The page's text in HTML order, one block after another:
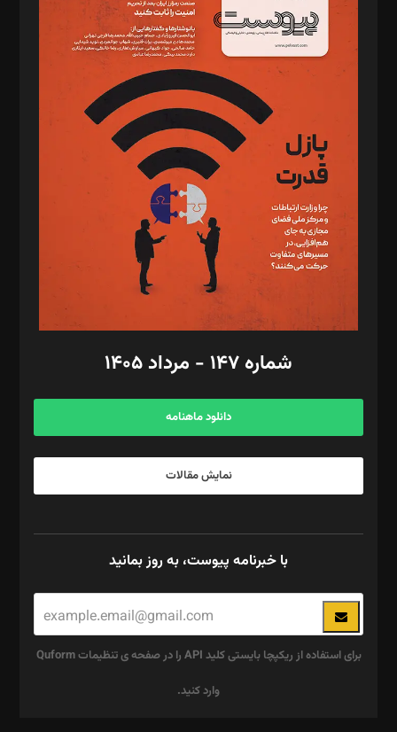
د‌بیر خدمت و تجارت: ابوالفضل رجبی
د‌بیر حقوق فناوری: حسام‌الدین ایپکچی
د‌بیر پیوست جهان: مینا پاکدل
د‌بیر تحریریه آنلاین: بابک نقاش
تحریریه‌: مجتبی محمود‌ی، آرش برهمند، یسنا امان‌پور، سروش کرمیان،
مصطفی مسجدی آرانی، ابوالفضل رجبی، زهرا فکرانه، فائزه فتحی
رستمی،مصطفی باستان
ویرایش: نگار استاد‌‌آقا
طراح یونیفرم: مجید توکلی
فیلمبرداری و عکاسی: امیر شفیعی، مانی لطفی زاده
گرافیک و صفحه‌آرایی: سید‌سبحان‌علی ثابت
مد‌یر توسعه تجاری: کامبیز برید‌
امور مالی: شاپور رهبری، محمد‌ کاظمی‌نیا
آگهی و مشترکین: ۰۹۱۹۹۹۹۰۴۵۴
شماره ۱۴۷ - مرداد ۱۴۰۵
دانلود ماهنامه
نمایش مقالات
با خبرنامه پیوست، به روز بمانید
برای استفاده از ریکپچا بایستی کلید API را در صفحه ی تنظیمات Quform
وارد کنید.